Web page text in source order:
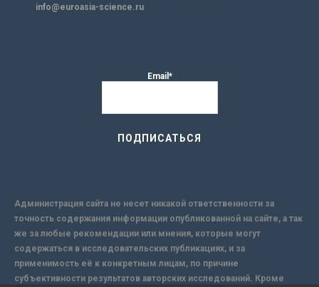
info@euroasia-science.ru
Email*
Администрация сайта не несет никакой ответственности за
точность содержания информации опубликованной на сайте, а так
же за любые рекомендации или мнения, которые могут
содержаться в исследовательских публикациях, и за
применимость её к конкретным лицам, по причине
субъективности результатов авторских исследований. Кроме